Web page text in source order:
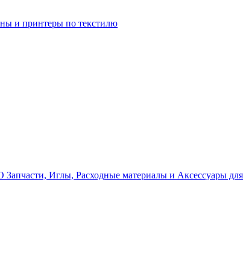
и принтеры по текстилю
Запчасти, Иглы, Расходные материалы и Аксессуары